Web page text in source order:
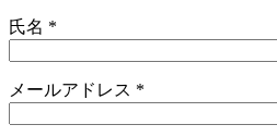
氏名 *
メールアドレス *